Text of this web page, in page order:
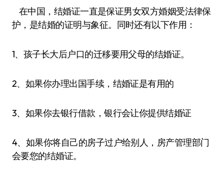
在中国，结婚证一直是保证男女双方婚姻受法律保
护，是结婚的证明与象征。同时还有以下作用：
1、孩子长大后户口的迁移要用父母的结婚证。
2、如果你办理出国手续，结婚证是有用的
3、如果你去银行借款，银行会让你提供结婚证
4、如果你将自己的房子过户给别人，房产管理部门
会要您的结婚证。